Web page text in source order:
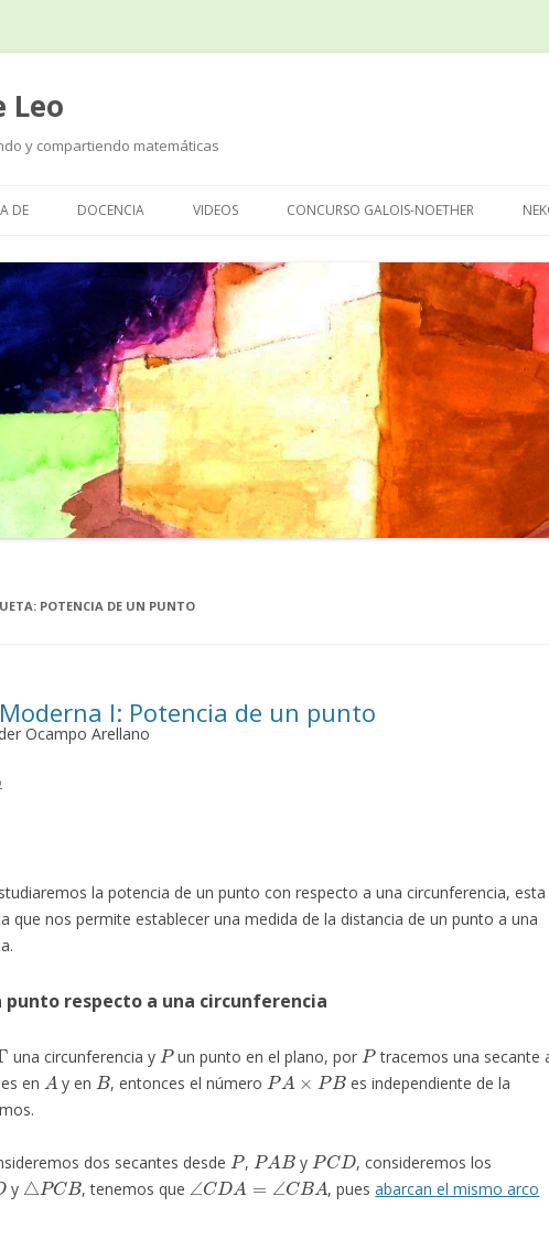
Leo
y compartiendo matemáticas
al
DE DOCENCIA VIDEOS CONCURSO GALOIS-NOETHER
POTENCIA DE UN PUNTO
I: Potencia de un punto
Ocampo Arellano
la potencia de un punto con respecto a una circunferencia, esta
que nos permite establecer una medida de la distancia de un punto a una
punto respecto a una circunferencia
una circunferencia y
P
un punto en el plano, por
P
tracemos una secante
en
A
y en
B
, entonces el número
PA×PB
es independiente de la
dos secantes desde
P
,
PAB
y
PCD
, consideremos los
y
△PCB
, tenemos que
∠CDA=∠CBA
, puesabarcan el mismo arco